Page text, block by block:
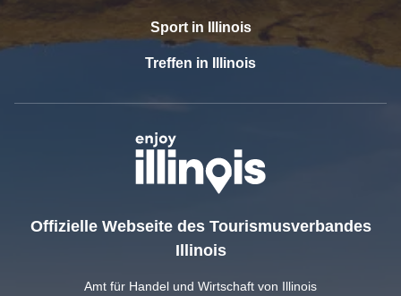
Sport in Illinois
Treffen in Illinois
Offizielle Webseite des Tourismusverbandes
Illinois
Amt für Handel und Wirtschaft von Illinois